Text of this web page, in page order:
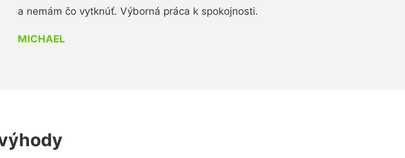
a nemám čo vytknúť. Výborná práca k spokojnosti.
MICHAEL